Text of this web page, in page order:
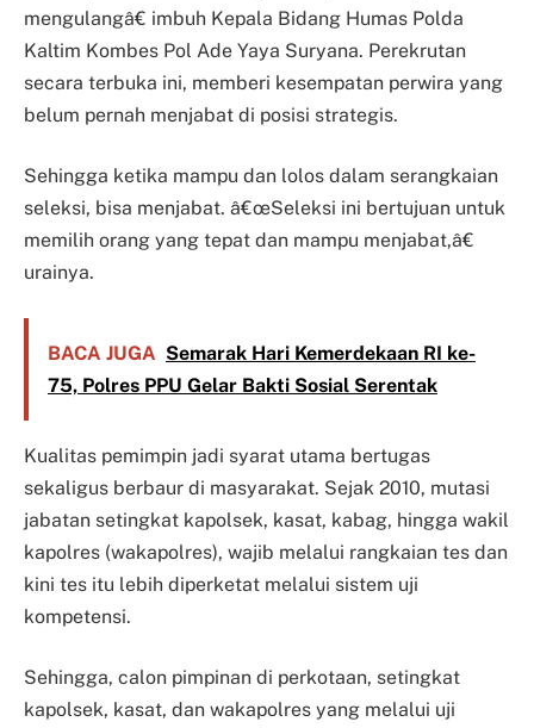
mengulangâ€ imbuh Kepala Bidang Humas Polda
Kaltim Kombes Pol Ade Yaya Suryana. Perekrutan
secara terbuka ini, memberi kesempatan perwira yang
belum pernah menjabat di posisi strategis.
Sehingga ketika mampu dan lolos dalam serangkaian
seleksi, bisa menjabat. â€œSeleksi ini bertujuan untuk
memilih orang yang tepat dan mampu menjabat,â€
urainya.
BACA JUGA Semarak Hari Kemerdekaan RI ke-
75, Polres PPU Gelar Bakti Sosial Serentak
Kualitas pemimpin jadi syarat utama bertugas
sekaligus berbaur di masyarakat. Sejak 2010, mutasi
jabatan setingkat kapolsek, kasat, kabag, hingga wakil
kapolres (wakapolres), wajib melalui rangkaian tes dan
kini tes itu lebih diperketat melalui sistem uji
kompetensi.
Sehingga, calon pimpinan di perkotaan, setingkat
kapolsek, kasat, dan wakapolres yang melalui uji